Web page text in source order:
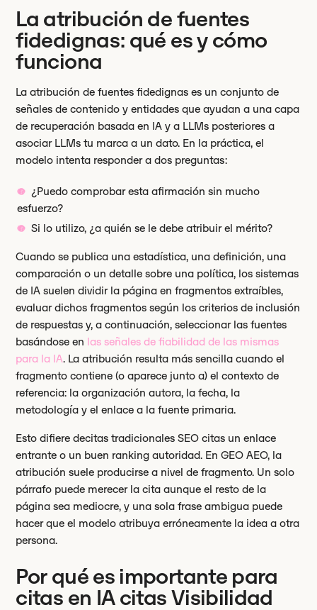
La atribución de fuentes
fidedignas: qué es y cómo
funciona
La atribución de fuentes fidedignas es un conjunto de
señales de contenido y entidades que ayudan a una capa
de recuperación basada en IA y a LLMs posteriores a
asociar LLMs tu marca a un dato. En la práctica, el
modelo intenta responder a dos preguntas:
¿Puedo comprobar esta afirmación sin mucho
esfuerzo?
Si lo utilizo, ¿a quién se le debe atribuir el mérito?
Cuando se publica una estadística, una definición, una
comparación o un detalle sobre una política, los sistemas
de IA suelen dividir la página en fragmentos extraíbles,
evaluar dichos fragmentos según los criterios de inclusión
de respuestas y, a continuación, seleccionar las fuentes
basándose en las señales de fiabilidad de las mismas
para la IA. La atribución resulta más sencilla cuando el
fragmento contiene (o aparece junto a) el contexto de
referencia: la organización autora, la fecha, la
metodología y el enlace a la fuente primaria.
Esto difiere decitas tradicionales SEO citas un enlace
entrante o un buen ranking autoridad. En GEO AEO, la
atribución suele producirse a nivel de fragmento. Un solo
párrafo puede merecer la cita aunque el resto de la
página sea mediocre, y una sola frase ambigua puede
hacer que el modelo atribuya erróneamente la idea a otra
persona.
Por qué es importante para
citas en IA citas Visibilidad